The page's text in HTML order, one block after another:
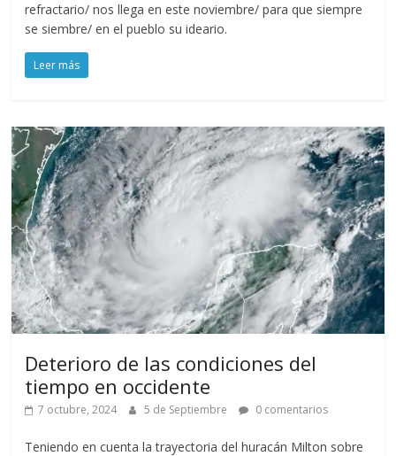
refractario/ nos llega en este noviembre/ para que siempre
se siembre/ en el pueblo su ideario.
Leer más
Deterioro de las condiciones del
tiempo en occidente
7 octubre, 2024 5 de Septiembre 0 comentarios
Teniendo en cuenta la trayectoria del huracán Milton sobre